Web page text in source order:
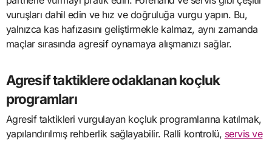
vuruşları dahil edin ve hız ve doğruluğa vurgu yapın. Bu,
yalnızca kas hafızasını geliştirmekle kalmaz, aynı zamanda
maçlar sırasında agresif oynamaya alışmanızı sağlar.
Agresif taktiklere odaklanan koçluk
programları
Agresif taktikleri vurgulayan koçluk programlarına katılmak,
yapılandırılmış rehberlik sağlayabilir. Ralli kontrolü, servis ve